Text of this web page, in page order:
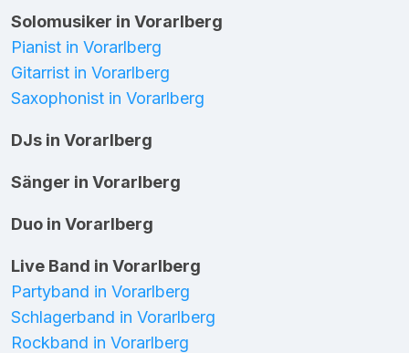
Solomusiker in Vorarlberg
Pianist in Vorarlberg
Gitarrist in Vorarlberg
Saxophonist in Vorarlberg
DJs in Vorarlberg
Sänger in Vorarlberg
Duo in Vorarlberg
Live Band in Vorarlberg
Partyband in Vorarlberg
Schlagerband in Vorarlberg
Rockband in Vorarlberg